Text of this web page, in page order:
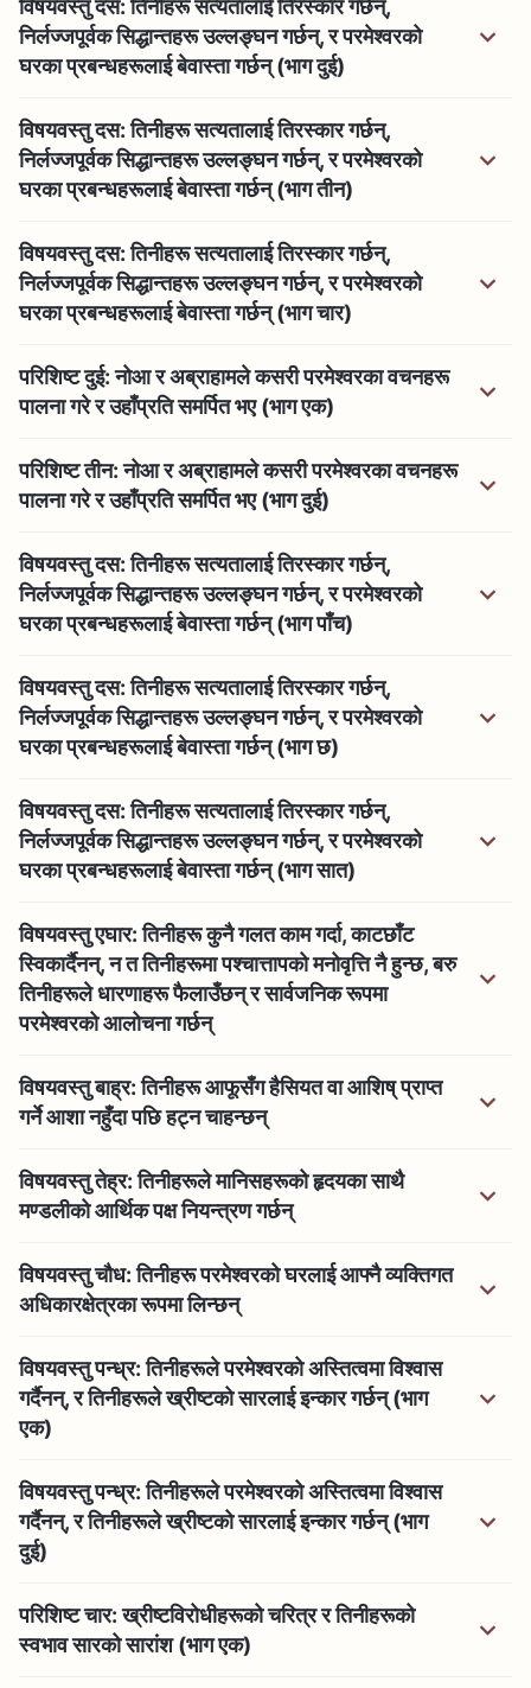
विषयवस्तु दस: तिनीहरू सत्यतालाई तिरस्कार गर्छन्,
निर्लज्जपूर्वक सिद्धान्तहरू उल्लङ्घन गर्छन्, र परमेश्‍वरको
घरका प्रबन्धहरूलाई बेवास्ता गर्छन् (भाग दुई)
विषयवस्तु दस: तिनीहरू सत्यतालाई तिरस्कार गर्छन्,
निर्लज्जपूर्वक सिद्धान्तहरू उल्लङ्घन गर्छन्, र परमेश्‍वरको
घरका प्रबन्धहरूलाई बेवास्ता गर्छन् (भाग तीन)
विषयवस्तु दस: तिनीहरू सत्यतालाई तिरस्कार गर्छन्,
निर्लज्जपूर्वक सिद्धान्तहरू उल्लङ्घन गर्छन्, र परमेश्‍वरको
घरका प्रबन्धहरूलाई बेवास्ता गर्छन् (भाग चार)
परिशिष्ट दुई: नोआ र अब्राहामले कसरी परमेश्‍वरका वचनहरू
पालना गरे र उहाँप्रति समर्पित भए (भाग एक)
परिशिष्ट तीन: नोआ र अब्राहामले कसरी परमेश्‍वरका वचनहरू
पालना गरे र उहाँप्रति समर्पित भए (भाग दुई)
विषयवस्तु दस: तिनीहरू सत्यतालाई तिरस्कार गर्छन्,
निर्लज्जपूर्वक सिद्धान्तहरू उल्लङ्घन गर्छन्, र परमेश्‍वरको
घरका प्रबन्धहरूलाई बेवास्ता गर्छन् (भाग पाँच)
विषयवस्तु दस: तिनीहरू सत्यतालाई तिरस्कार गर्छन्,
निर्लज्जपूर्वक सिद्धान्तहरू उल्लङ्घन गर्छन्, र परमेश्‍वरको
घरका प्रबन्धहरूलाई बेवास्ता गर्छन् (भाग छ)
विषयवस्तु दस: तिनीहरू सत्यतालाई तिरस्कार गर्छन्,
निर्लज्जपूर्वक सिद्धान्तहरू उल्लङ्घन गर्छन्, र परमेश्‍वरको
घरका प्रबन्धहरूलाई बेवास्ता गर्छन् (भाग सात)
विषयवस्तु एघार: तिनीहरू कुनै गलत काम गर्दा, काटछाँट
स्विकार्दैनन्, न त तिनीहरूमा पश्‍चात्तापको मनोवृत्ति नै हुन्छ, बरु
तिनीहरूले धारणाहरू फैलाउँछन् र सार्वजनिक रूपमा
परमेश्‍वरको आलोचना गर्छन्
विषयवस्तु बाह्र: तिनीहरू आफूसँग हैसियत वा आशिष्‌ प्राप्त
गर्ने आशा नहुँदा पछि हट्न चाहन्छन्
विषयवस्तु तेह्र: तिनीहरूले मानिसहरूको हृदयका साथै
मण्डलीको आर्थिक पक्ष नियन्त्रण गर्छन्
विषयवस्तु चौध: तिनीहरू परमेश्‍वरको घरलाई आफ्नै व्यक्तिगत
अधिकारक्षेत्रका रूपमा लिन्छन्
विषयवस्तु पन्ध्र: तिनीहरूले परमेश्‍वरको अस्तित्वमा विश्‍वास
गर्दैनन्, र तिनीहरूले ख्रीष्टको सारलाई इन्कार गर्छन् (भाग
एक)
विषयवस्तु पन्ध्र: तिनीहरूले परमेश्‍वरको अस्तित्वमा विश्‍वास
गर्दैनन्, र तिनीहरूले ख्रीष्टको सारलाई इन्कार गर्छन् (भाग
दुई)
परिशिष्ट चार: ख्रीष्टविरोधीहरूको चरित्र र तिनीहरूको
स्वभाव सारको सारांश (भाग एक)